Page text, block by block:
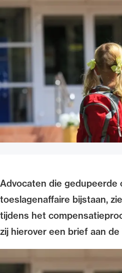
Advocaten die gedupeerde
toeslagenaffaire bijstaan,
tijdens het
zij hierover een brief aan
Uitgelicht
advocatuur (Roda).